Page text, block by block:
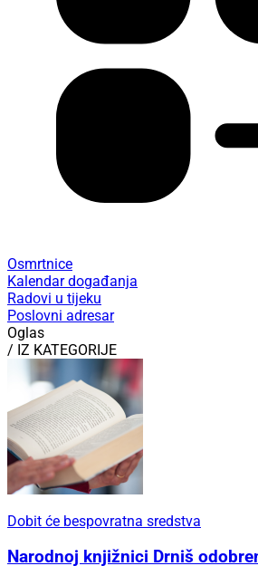
Osmrtnice
Kalendar događanja
Poslovni adresar
/ IZ KATEGORIJE